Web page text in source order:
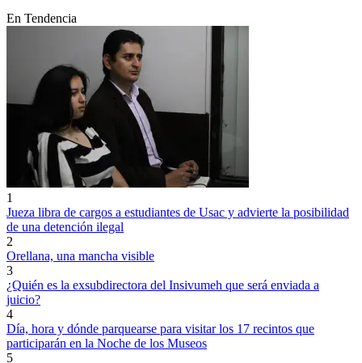
En Tendencia
1
Jueza libra de cargos a estudiantes de Usac y advierte la posibilidad
de una detención ilegal
2
Orellana, una mancha visible
3
¿Quién es la exsubdirectora del Insivumeh que será enviada a
juicio?
4
Día, hora y dónde parquearse para visitar los 17 recintos que
participarán en la Noche de los Museos
5